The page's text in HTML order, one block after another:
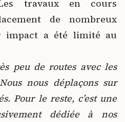
travaux en cours
de nombreux
impact a été limité au
peu de routes avec les
nous déplaçons sur
Pour le reste, c’est une
dédiée à nos